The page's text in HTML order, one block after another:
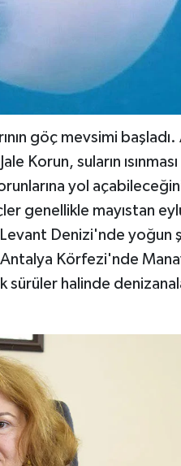
göç mevsimi
Korun, suların ısınması
yol
genellikle mayıstan
Levant Denizi'nde
Körfezi'nde
halinde